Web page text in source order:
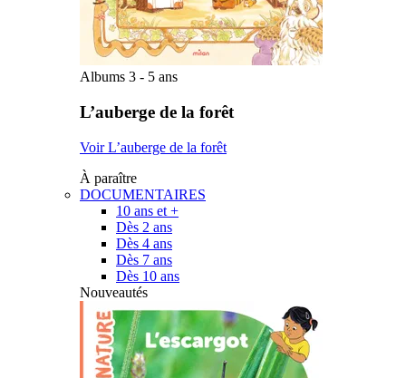
Albums 3 - 5 ans
L’auberge de la forêt
Voir L’auberge de la forêt
À paraître
DOCUMENTAIRES
10 ans et +
Dès 2 ans
Dès 4 ans
Dès 7 ans
Dès 10 ans
Nouveautés